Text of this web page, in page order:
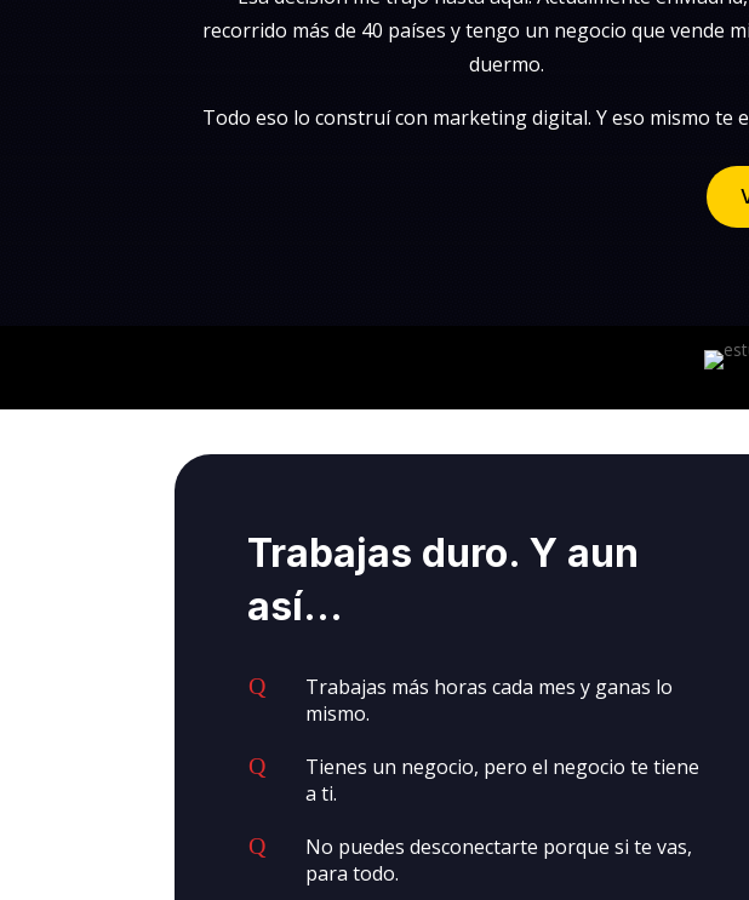
recorrido más de 40 países y tengo un negocio que vende
duermo.
Todo eso lo construí con marketing digital. Y eso mismo te
Trabajas duro. Y aun
así…
Q
Trabajas más horas cada mes y ganas lo
mismo.
Q
Tienes un negocio, pero el negocio te tiene
a ti.
Q
No puedes desconectarte porque si te vas,
para todo.